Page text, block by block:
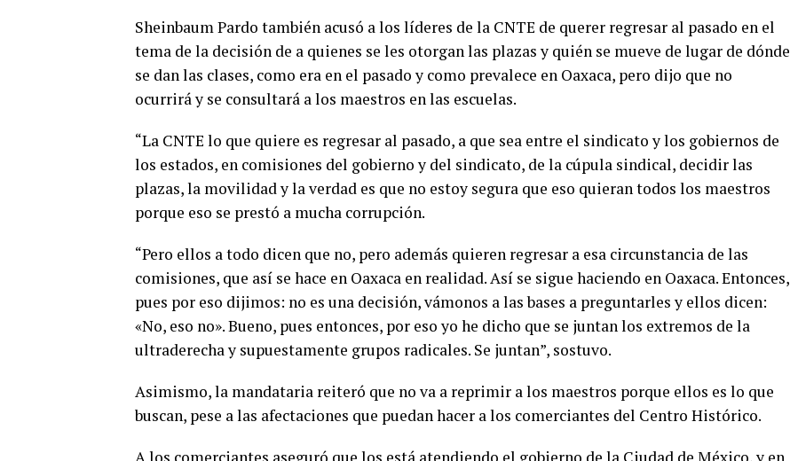
Sheinbaum Pardo también acusó a los líderes de la CNTE de querer regresar al pasado en el
tema de la decisión de a quienes se les otorgan las plazas y quién se mueve de lugar de dónde
se dan las clases, como era en el pasado y como prevalece en Oaxaca, pero dijo que no
ocurrirá y se consultará a los maestros en las escuelas.
“La CNTE lo que quiere es regresar al pasado, a que sea entre el sindicato y los gobiernos de
los estados, en comisiones del gobierno y del sindicato, de la cúpula sindical, decidir las
plazas, la movilidad y la verdad es que no estoy segura que eso quieran todos los maestros
porque eso se prestó a mucha corrupción.
“Pero ellos a todo dicen que no, pero además quieren regresar a esa circunstancia de las
comisiones, que así se hace en Oaxaca en realidad. Así se sigue haciendo en Oaxaca. Entonces,
pues por eso dijimos: no es una decisión, vámonos a las bases a preguntarles y ellos dicen:
«No, eso no». Bueno, pues entonces, por eso yo he dicho que se juntan los extremos de la
ultraderecha y supuestamente grupos radicales. Se juntan”, sostuvo.
Asimismo, la mandataria reiteró que no va a reprimir a los maestros porque ellos es lo que
buscan, pese a las afectaciones que puedan hacer a los comerciantes del Centro Histórico.